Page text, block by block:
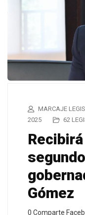
MARCAJE
2025
62
Gómez
0 Comparte